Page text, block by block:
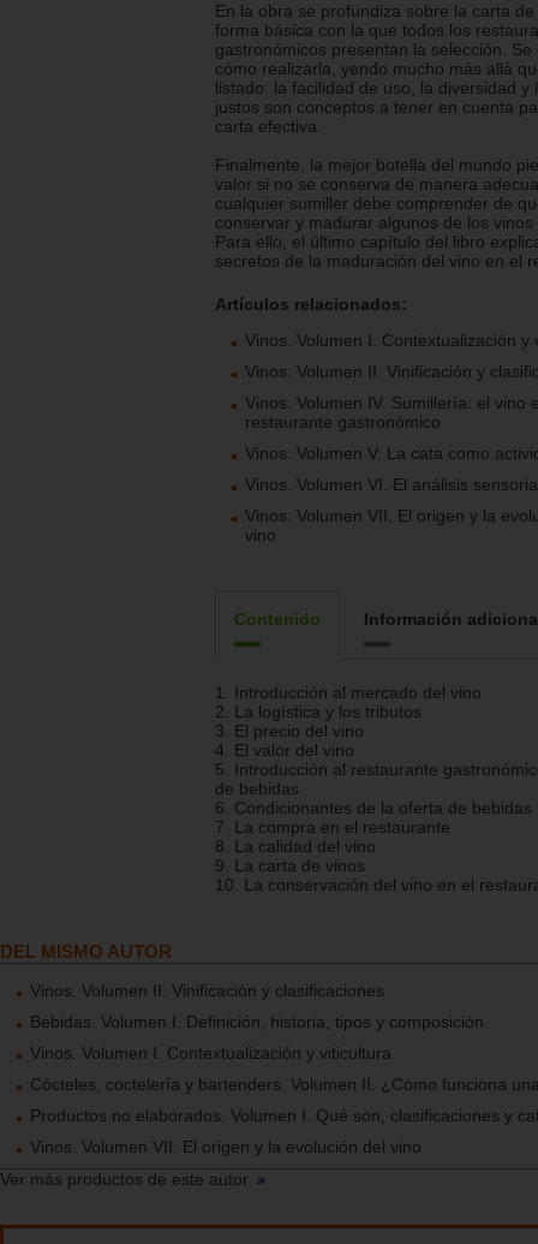
En la obra se profundiza sobre la carta
forma básica con la que todos los
gastronómicos presentan la selección. Se
cómo realizarla, yendo mucho más allá
listado: la facilidad de uso, la diversidad y
justos son conceptos a tener en cuenta
carta efectiva.
Finalmente, la mejor botella del mundo
valor si no se conserva de manera
cualquier sumiller debe comprender de
conservar y madurar algunos de los
Para ello, el último capítulo del libro
secretos de la maduración del vino en el
Artículos relacionados:
Vinos. Volumen I. Contextualización y
Vinos. Volumen II. Vinificación y
Vinos. Volumen IV. Sumillería: el vino
restaurante gastronómico
Vinos. Volumen V. La cata como
Vinos. Volumen VI. El análisis
Vinos. Volumen VII. El origen y la
vino
Contenido Información
1. Introducción al mercado del vino
2. La logística y los tributos
3. El precio del vino
4. El valor del vino
5. Introducción al restaurante
de bebidas
6. Condicionantes de la oferta de bebidas
7. La compra en el restaurante
8. La calidad del vino
9. La carta de vinos
10. La conservación del vino en el
DEL MISMO AUTOR
Vinos. Volumen II. Vinificación y clasificaciones
Bebidas. Volumen I. Definición, historia, tipos y composición
Vinos. Volumen I. Contextualización y viticultura
Cócteles, coctelería y bartenders. Volumen II. ¿Cómo funciona
Productos no elaborados. Volumen I. Qué son, clasificaciones y
Vinos. Volumen VII. El origen y la evolución del vino
Ver más productos de este autor